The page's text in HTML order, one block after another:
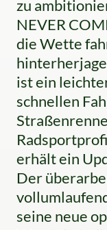
zu
NEVER
die Wette
ist ein
schnellen
erhält ein
Der
seine neue